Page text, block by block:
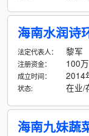
海南水润诗
法定代表人： 黎军
注册资金： 100
成立时间： 2014
状态: 在业/
海南九妹蔬